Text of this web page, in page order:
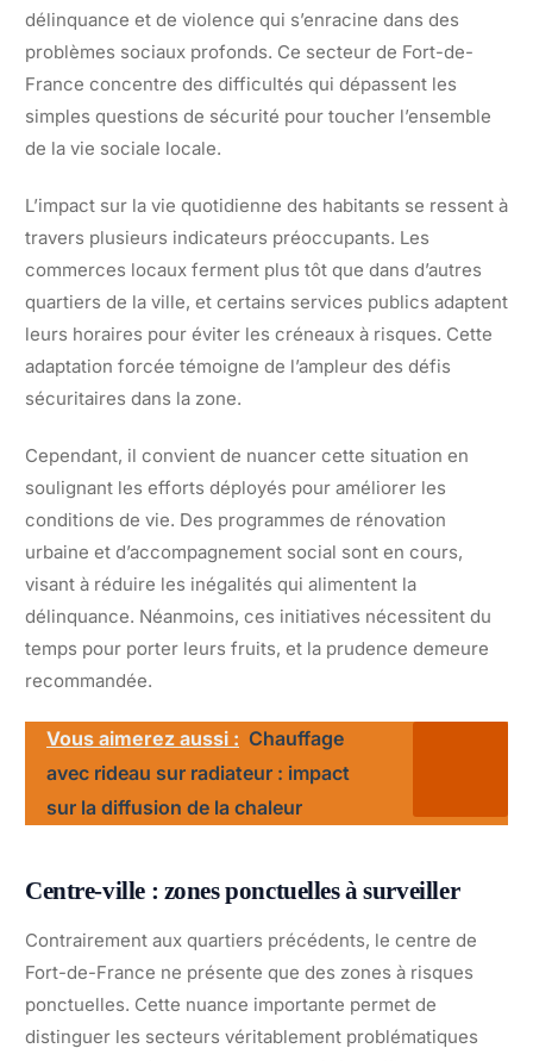
délinquance et de violence qui s’enracine dans des
problèmes sociaux profonds. Ce secteur de Fort-de-
France concentre des difficultés qui dépassent les
simples questions de sécurité pour toucher l’ensemble
de la vie sociale locale.
L’impact sur la vie quotidienne des habitants se ressent à
travers plusieurs indicateurs préoccupants. Les
commerces locaux ferment plus tôt que dans d’autres
quartiers de la ville, et certains services publics adaptent
leurs horaires pour éviter les créneaux à risques. Cette
adaptation forcée témoigne de l’ampleur des défis
sécuritaires dans la zone.
Cependant, il convient de nuancer cette situation en
soulignant les efforts déployés pour améliorer les
conditions de vie. Des programmes de rénovation
urbaine et d’accompagnement social sont en cours,
visant à réduire les inégalités qui alimentent la
délinquance. Néanmoins, ces initiatives nécessitent du
temps pour porter leurs fruits, et la prudence demeure
recommandée.
Vous aimerez aussi : Chauffage
avec rideau sur radiateur : impact
sur la diffusion de la chaleur
Centre-ville : zones ponctuelles à surveiller
Contrairement aux quartiers précédents, le centre de
Fort-de-France ne présente que des zones à risques
ponctuelles. Cette nuance importante permet de
distinguer les secteurs véritablement problématiques